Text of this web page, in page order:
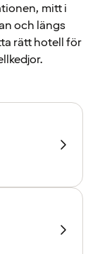
mitt i
och längs
rätt hotell för